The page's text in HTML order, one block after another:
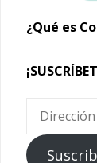
¿Qué es
Dirección
correo